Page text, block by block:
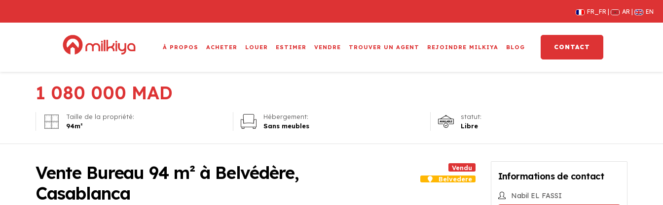
FR_FR AR EN
À PROPOS ACHETER LOUER ESTIMER VENDRE TROUVER UN AGENT REJOINDRE MILKIYA BLOG CONTACT
1 080 000 MAD
Taille de la propriété:
94m²
Hébergement:
Sans meubles
statut:
Libre
Vente Bureau 94 m² à Belvédère,
Casablanca
Vendu
Belvedere
Informations de contact
Nabil EL FASSI